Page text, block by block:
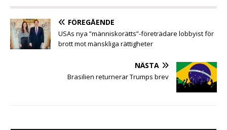
o
k
r
p
p
g
e
r
m
FÖREGÅENDE
USAs nya ”människorätts”-företrädare lobbyist för
brott mot mänskliga rättigheter
NÄSTA
Brasilien returnerar Trumps brev